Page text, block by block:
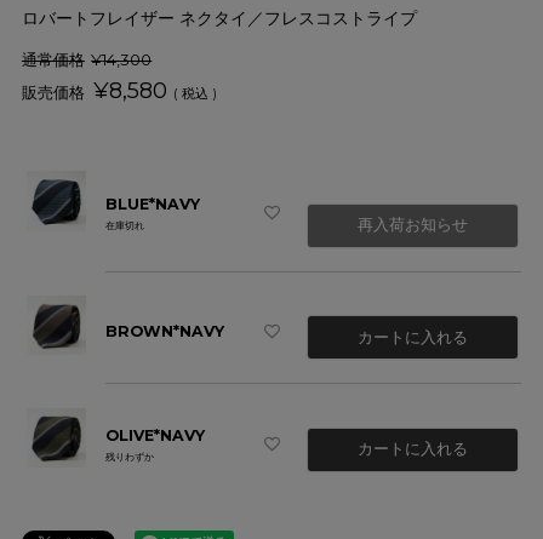
ロバートフレイザー ネクタイ／フレスコストライプ
通常価格 ¥14,300
¥8,580 税込
BLUE*NAVY
在庫切れ 再入荷お知らせ
BROWN*NAVY カートに入れる
OLIVE*NAVY
残りわずか カートに入れる